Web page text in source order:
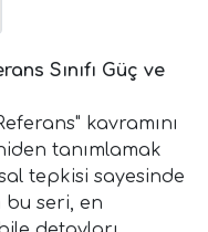
Sınıfı Güç ve
kavramını
tanımlamak
tepkisi sayesinde
bu seri, en